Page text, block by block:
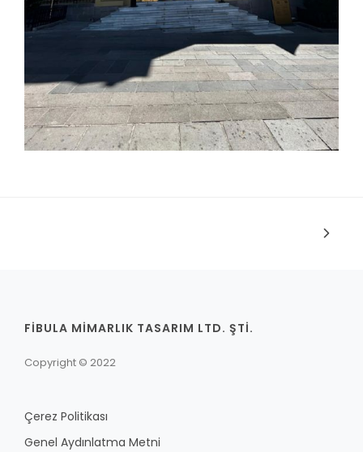
FİBULA MİMARLIK TASARIM LTD. ŞTİ.
Copyright © 2022
Çerez Politikası
Genel Aydınlatma Metni